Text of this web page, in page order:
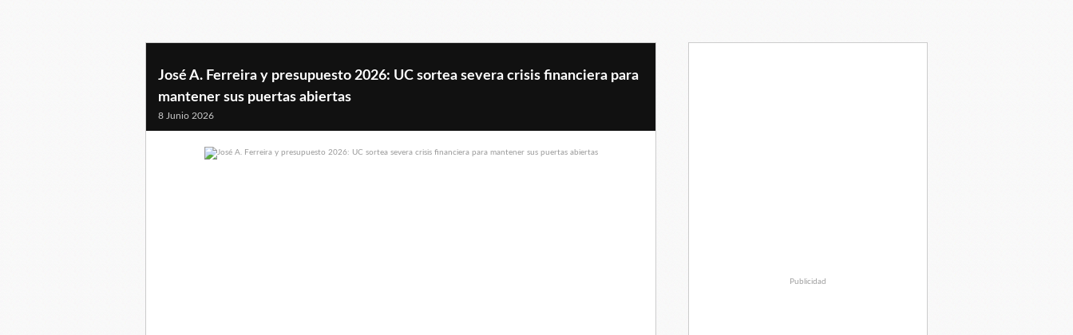
José A. Ferreira y presupuesto 2026: UC sortea severa crisis financiera para
mantener sus puertas abiertas
8 Junio 2026
Publicidad